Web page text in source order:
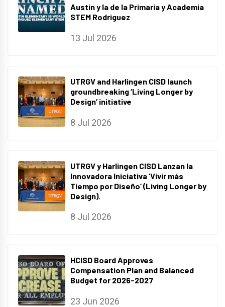
Austin y la de la Primaria y Academia
STEM Rodriguez
13 Jul 2026
UTRGV and Harlingen CISD launch
groundbreaking ‘Living Longer by
Design’ initiative
8 Jul 2026
UTRGV y Harlingen CISD Lanzan la
Innovadora Iniciativa ‘Vivir más
Tiempo por Diseño’ (Living Longer by
Design).
8 Jul 2026
HCISD Board Approves
Compensation Plan and Balanced
Budget for 2026-2027
23 Jun 2026